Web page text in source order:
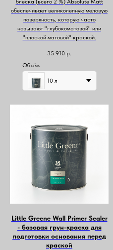
блеска (всего 2 %) Absolute Matt
обеспечивает великолепную меловую
поверхность, которую часто
называют "глубокоматовой" или
"плоской матовой" краской.
35 910 р.
Объём
10 л
Little Greene Wall Primer Sealer
- базовая грун-краска для
подготовки основания перед
краской